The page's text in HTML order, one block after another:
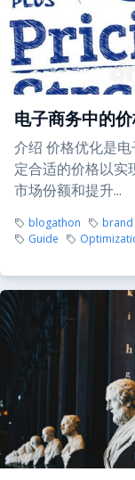
电子商务中的
介绍 价格优化是
定合适的价格以实
市场份额和提升...
blogathon brand
Guide